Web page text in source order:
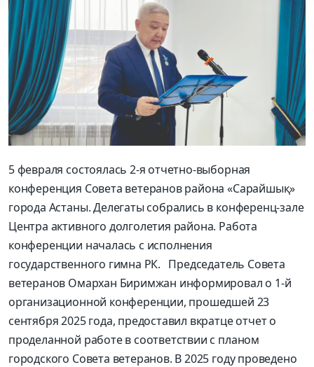
5 февраля состоялась 2-я отчетно-выборная
конференция Совета ветеранов района «Сарайшық»
города Астаны. Делегаты собрались в конференц-зале
Центра активного долголетия района. Работа
конференции началась с исполнения
государственного гимна РК. Председатель Совета
ветеранов Омархан Биримжан информировал о 1-й
организационной конференции, прошедшей 23
сентября 2025 года, предоставил вкратце отчет о
проделанной работе в соответствии с планом
городского Совета ветеранов. В 2025 году проведено